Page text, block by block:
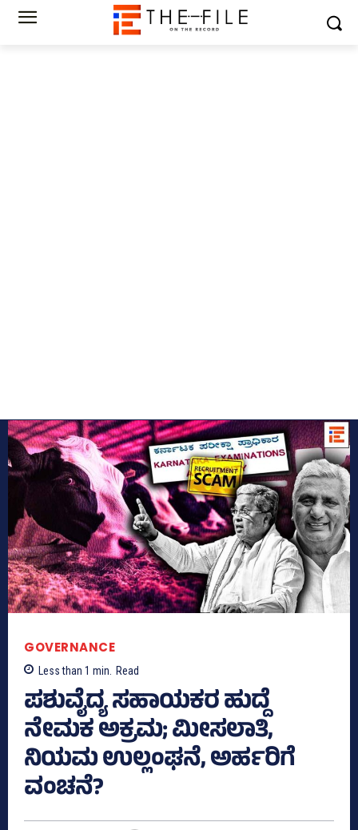
GOVERNANCE
Less than 1 min. Read
ಪಶುವೈದ್ಯ ಸಹಾಯಕರ ಹುದ್ದೆ
ನೇಮಕ ಅಕ್ರಮ; ಮೀಸಲಾತಿ,
ನಿಯಮ ಉಲ್ಲಂಘನೆ, ಅರ್ಹರಿಗೆ
ವಂಚನೆ?